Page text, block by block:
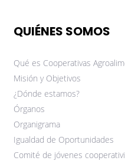
QUIÉNES SOMOS
Qué es Cooperativas
Misión y Objetivos
¿Dónde estamos?
Órganos
Organigrama
Igualdad de Oportunidades
Comité de jóvenes